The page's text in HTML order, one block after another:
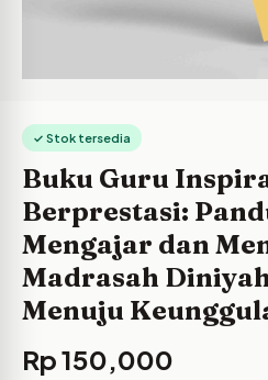
✓ Stok tersedia
Buku Guru
Berprestasi:
Mengajar dan
Madrasah
Menuju
Rp150,000